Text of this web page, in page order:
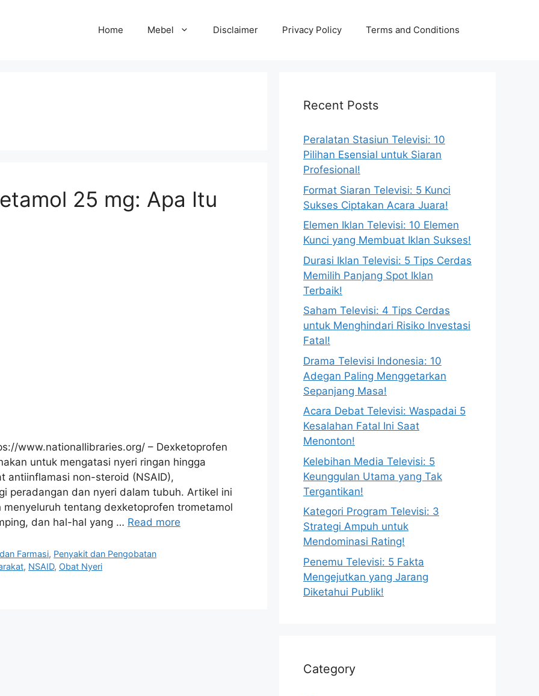
Home Mebel Disclaimer Privacy Policy Terms and Conditions
25 mg: Apa Itu
www.nationallibraries.org/ – Dexketoprofen
untuk mengatasi nyeri ringan hingga
antiinflamasi non-steroid (NSAID),
peradangan dan nyeri dalam tubuh. Artikel ini
tentang dexketoprofen trometamol
dan hal-hal yang … Read more
Farmasi, Penyakit dan Pengobatan
, NSAID, Obat Nyeri
Recent Posts
Peralatan Stasiun Televisi: 10
Pilihan Esensial untuk Siaran
Profesional!
Format Siaran Televisi: 5 Kunci
Sukses Ciptakan Acara Juara!
Elemen Iklan Televisi: 10 Elemen
Kunci yang Membuat Iklan Sukses!
Durasi Iklan Televisi: 5 Tips Cerdas
Memilih Panjang Spot Iklan
Terbaik!
Saham Televisi: 4 Tips Cerdas
untuk Menghindari Risiko Investasi
Fatal!
Drama Televisi Indonesia: 10
Adegan Paling Menggetarkan
Sepanjang Masa!
Acara Debat Televisi: Waspadai 5
Kesalahan Fatal Ini Saat
Menonton!
Kelebihan Media Televisi: 5
Keunggulan Utama yang Tak
Tergantikan!
Kategori Program Televisi: 3
Strategi Ampuh untuk
Mendominasi Rating!
Penemu Televisi: 5 Fakta
Mengejutkan yang Jarang
Diketahui Publik!
Category